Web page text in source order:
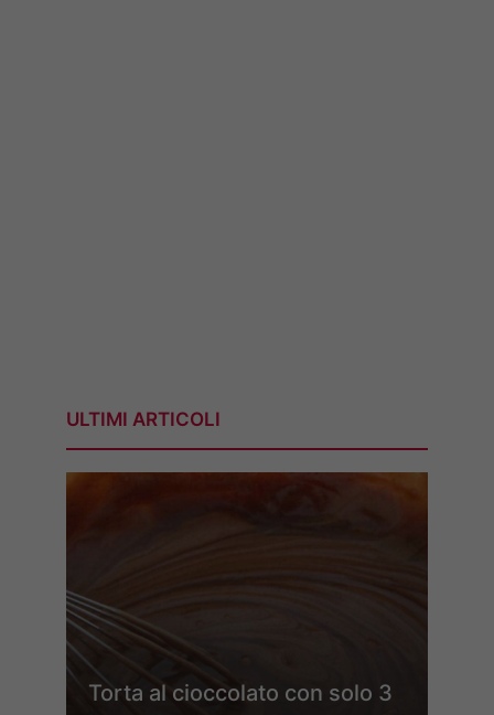
ULTIMI ARTICOLI
Torta al cioccolato con solo 3